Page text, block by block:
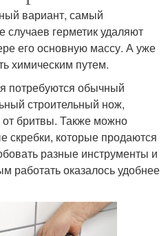
вариант, самый
герметик удаляют
его основную массу. А уже
химическим путем.
потребуются обычный
строительный нож,
от бритвы. Также можно
скребки, которые продаются
разные инструменты и
работать оказалось удобнее